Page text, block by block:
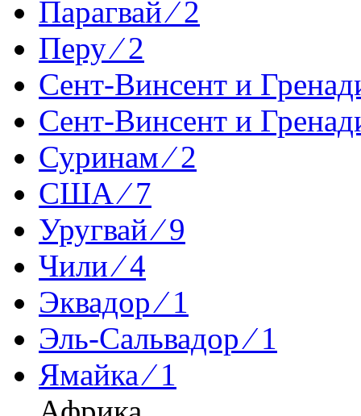
Парагвай ⁄ 2
Перу ⁄ 2
Сент-Винсент и
Сент-Винсент и
Суринам ⁄ 2
США ⁄ 7
Уругвай ⁄ 9
Чили ⁄ 4
Эквадор ⁄ 1
Эль-Сальвадор ⁄ 1
Ямайка ⁄ 1